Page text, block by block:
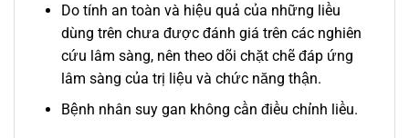
Do tính an toàn và hiệu quả của những liều
dùng trên chưa được đánh giá trên các nghiên
cứu lâm sàng, nên theo dõi chặt chẽ đáp ứng
lâm sàng của trị liệu và chức năng thận.
Bệnh nhân suy gan không cần điều chỉnh liều.